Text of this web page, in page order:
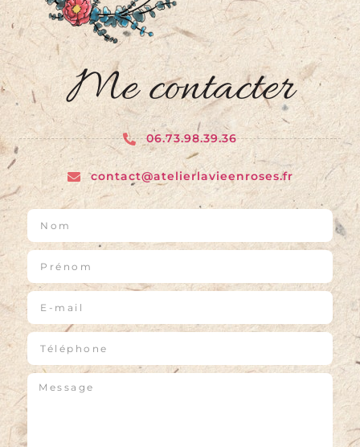
Me contacter
06.73.98.39.36
contact@atelierlavieenroses.fr